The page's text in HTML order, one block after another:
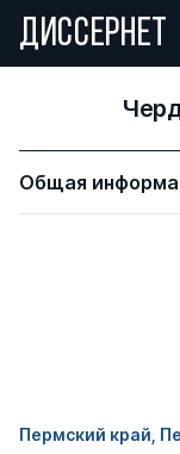
ДИССЕРНЕТ
Общая
Пермский край,